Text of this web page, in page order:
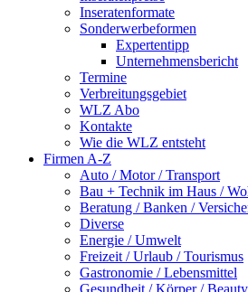
Inseratenformate
Sonderwerbeformen
Expertentipp
Unternehmensbericht
Termine
Verbreitungsgebiet
WLZ Abo
Kontakte
Wie die WLZ entsteht
Firmen A-Z
Auto / Motor / Transport
Bau + Technik im Haus /
Beratung / Banken /
Diverse
Energie / Umwelt
Freizeit / Urlaub / Tourismus
Gastronomie / Lebensmittel
Gesundheit / Körper / Beauty